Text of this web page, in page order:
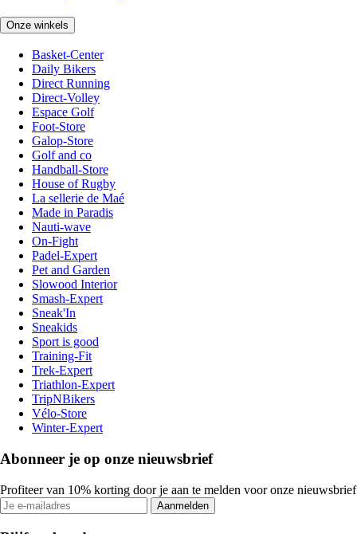
Onze winkels
Basket-Center
Daily Bikers
Direct Running
Direct-Volley
Espace Golf
Foot-Store
Galop-Store
Golf and co
Handball-Store
House of Rugby
La sellerie de Maé
Made in Paradis
Nauti-wave
On-Fight
Padel-Expert
Pet and Garden
Slowood Interior
Smash-Expert
Sneak'In
Sneakids
Sport is good
Training-Fit
Trek-Expert
Triathlon-Expert
TripNBikers
Vélo-Store
Winter-Expert
Abonneer je op onze nieuwsbrief
Profiteer van 10% korting door je aan te melden voor onze nieuwsbrief
Aanmelden